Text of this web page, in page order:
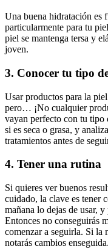
Una buena hidratación es
particularmente para tu
piel se mantenga tersa y
joven.
3. Conocer tu tipo
Usar productos para la
pero… ¡No cualquier
vayan perfecto con tu tipo
si es seca o grasa, y
tratamientos antes de
4. Tener una rutina
Si quieres ver buenos
cuidado, la clave es tener
mañana lo dejas de usar,
Entonces no conseguirás
comenzar a seguirla. Si la
notarás cambios enseguida.